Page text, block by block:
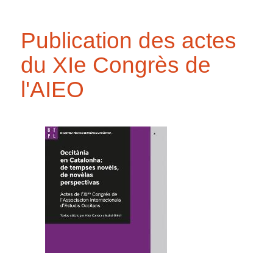
Publication des actes
du XIe Congrès de
l'AIEO